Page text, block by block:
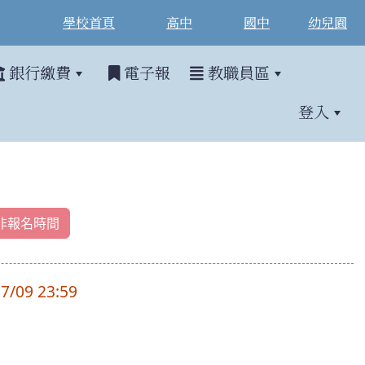
學校首頁 高中 國中 幼兒園
銀行繳費 電子報 教職員區
登入
報名時間
09 23:59